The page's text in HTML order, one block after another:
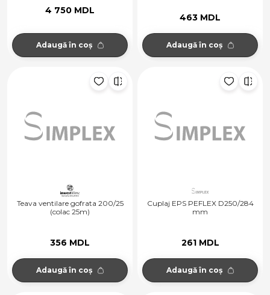
4 750 MDL
Adaugă în coș
463 MDL
Adaugă în coș
Teava ventilare gofrata 200/25
(colac 25m)
356 MDL
Adaugă în coș
Cuplaj EPS PEFLEX D250/284
mm
261 MDL
Adaugă în coș